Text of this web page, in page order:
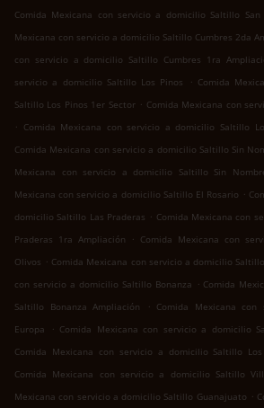
Comida Mexicana con servicio a domicilio Saltillo San
Mexicana con servicio a domicilio Saltillo Cumbres 2da
con servicio a domicilio Saltillo Cumbres 1ra
servicio a domicilio Saltillo Los Pinos
. Comida
Saltillo Los Pinos 1er Sector . Comida Mexicana con
. Comida Mexicana con servicio a domicilio Saltillo
Comida Mexicana con servicio a domicilio Saltillo Sin
Mexicana con servicio a domicilio Saltillo Sin
Mexicana con servicio a domicilio Saltillo El Rosario .
domicilio Saltillo Las Praderas . Comida Mexicana con
Praderas 1ra Ampliación
. Comida Mexicana con
Olivos . Comida Mexicana con servicio a domicilio
con servicio a domicilio Saltillo Bonanza . Comida
Saltillo Bonanza Ampliación
. Comida Mexicana
Europa
. Comida Mexicana con servicio a domicilio
Comida Mexicana con servicio a domicilio Saltillo
Comida Mexicana con servicio a domicilio Saltillo
Mexicana con servicio a domicilio Saltillo Guanajuato .